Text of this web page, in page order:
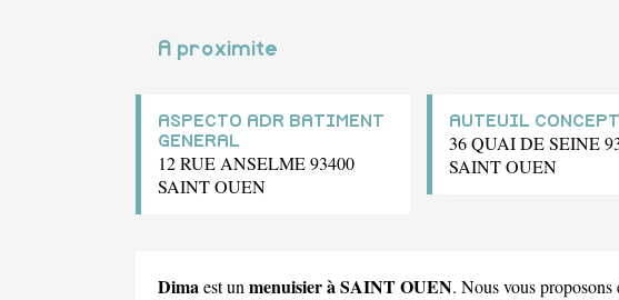
A proximite
ASPECTO ADR BATIMENT
GENERAL
12 RUE ANSELME 93400
SAINT OUEN
AUTEUIL CONCEPT
36 QUAI DE SEINE
SAINT OUEN
Dima est un menuisier à SAINT OUEN. Nous vous